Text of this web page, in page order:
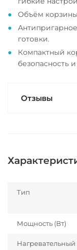
Объём
готовки.
Компактный
безопасность
Отзывы
Тип
Мощность (Вт)
Нагревательный